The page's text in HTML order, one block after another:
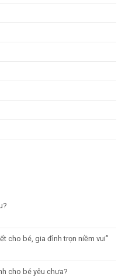
cho bé, gia đình trọn niềm vui”
cho bé yêu chưa?